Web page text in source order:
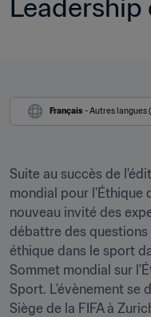
Leadership
Français - Autres langues
Suite au succès de
mondial pour l'Éthique
nouveau invité des
débattre des
éthique dans le sport
Sommet mondial sur
Sport. L'évènement se
Siège de la FIFA à